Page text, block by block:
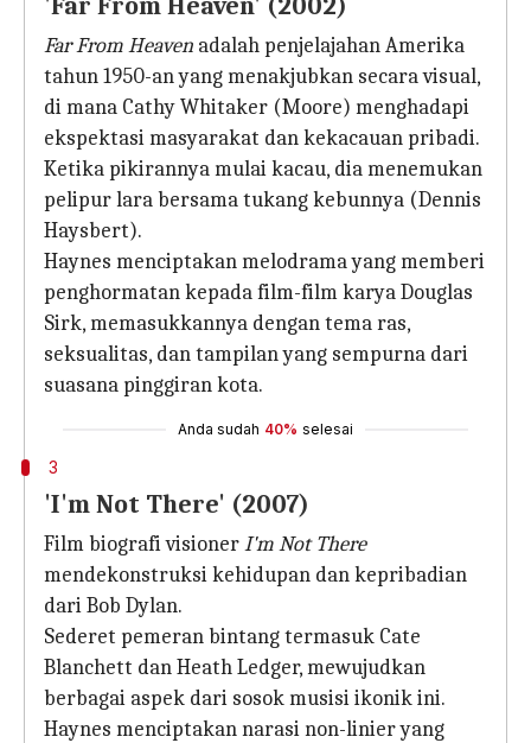
Far From Heaven adalah penjelajahan Amerika
tahun 1950-an yang menakjubkan secara visual,
di mana Cathy Whitaker (Moore) menghadapi
ekspektasi masyarakat dan kekacauan pribadi.
Ketika pikirannya mulai kacau, dia menemukan
pelipur lara bersama tukang kebunnya (Dennis
Haysbert).
Haynes menciptakan melodrama yang memberi
penghormatan kepada film-film karya Douglas
Sirk, memasukkannya dengan tema ras,
seksualitas, dan tampilan yang sempurna dari
suasana pinggiran kota.
Anda sudah 40% selesai
3
'I'm Not There' (2007)
Film biografi visionerI'm Not There
mendekonstruksi kehidupan dan kepribadian
dari Bob Dylan.
Sederet pemeran bintang termasuk Cate
Blanchett dan Heath Ledger, mewujudkan
berbagai aspek dari sosok musisi ikonik ini.
Haynes menciptakan narasi non-linier yang